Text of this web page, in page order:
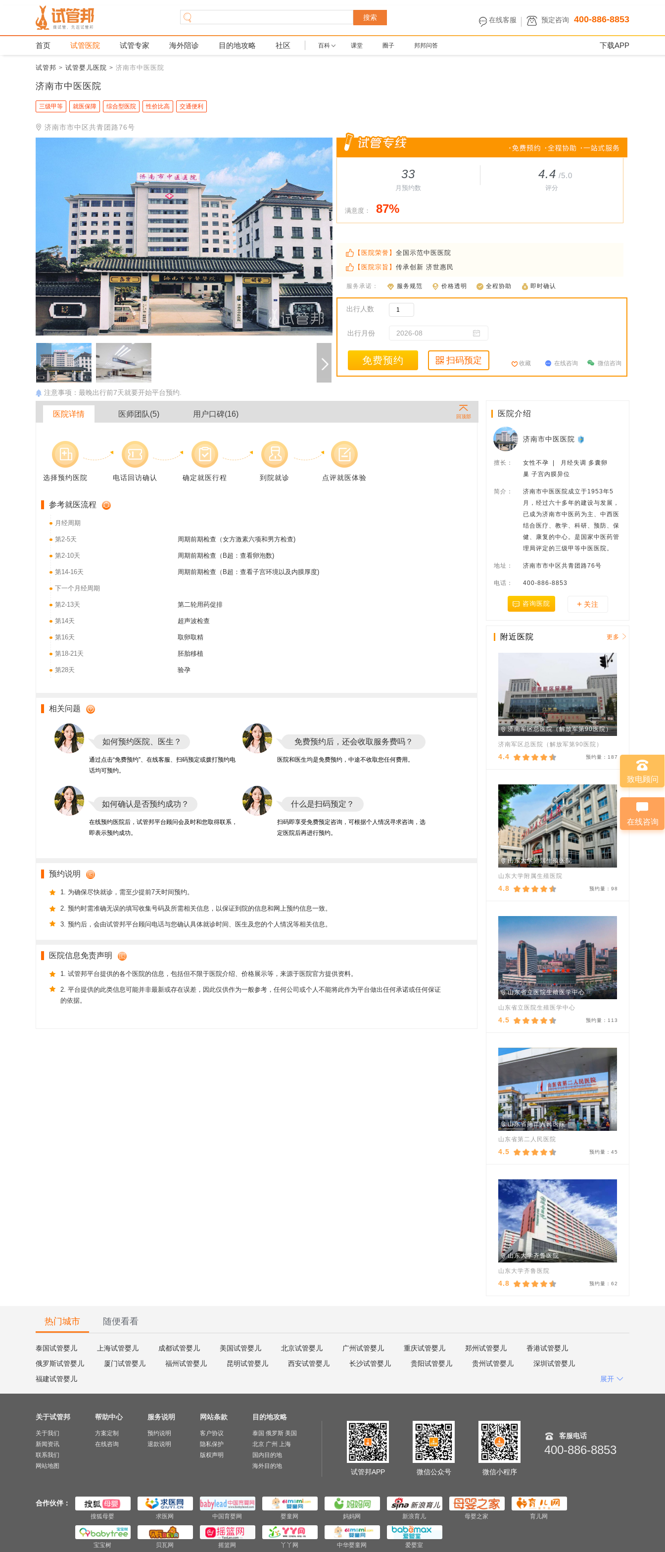
搜索 在线客服 预定咨询 400-886-8853
首页 试管医院 试管专家 海外陪诊 目的地攻略 社区 百科 课堂 圈子 邦邦问答 下载APP
试管邦 > 试管婴儿医院 > 济南市中医医院
济南市中医医院
三级甲等 就医保障 综合型医院 性价比高 交通便利
济南市市中区共青团路76号
注意事项：最晚出行前7天就要开始平台预约.
33
月预约数
4.4 /5.0
评分
满意度： 87%
【医院荣誉】 全国示范中医医院
【医院宗旨】 传承创新 济世惠民
服务承诺： 服务规范 价格透明 全程协助 即时确认
出行人数
出行月份
免费预约 扫码预定 收藏 在线咨询 微信咨询
医院详情 医师团队(5) 用户口碑(16) 回顶部
选择预约医院 电话回访确认 确定就医行程 到院就诊 点评就医体验
参考就医流程
月经周期
第2-5天 周期前期检查（女方激素六项和男方检查)
第2-10天 周期前期检查（B超：查看卵泡数)
第14-16天 周期前期检查（B超：查看子宫环境以及内膜厚度)
下一个月经周期
第2-13天 第二轮用药促排
第14天 超声波检查
第16天 取卵取精
第18-21天 胚胎移植
第28天 验孕
相关问题
如何预约医院、医生？
通过点击“免费预约”、在线客服、扫码预定或拨打预约电
话均可预约。
免费预约后，还会收取服务费吗？
医院和医生均是免费预约，中途不收取您任何费用。
如何确认是否预约成功？
在线预约医院后，试管邦平台顾问会及时和您取得联系，
即表示预约成功。
什么是扫码预定？
扫码即享受免费预定咨询，可根据个人情况寻求咨询，选
定医院后再进行预约。
预约说明
1. 为确保尽快就诊，需至少提前7天时间预约。
2. 预约时需准确无误的填写收集号码及所需相关信息，以保证到院的信息和网上预约信息一致。
3. 预约后，会由试管邦平台顾问电话与您确认具体就诊时间、医生及您的个人情况等相关信息。
医院信息免责声明
1. 试管邦平台提供的各个医院的信息，包括但不限于医院介绍、价格展示等，来源于医院官方提供资料。
2. 平台提供的此类信息可能并非最新或存在误差，因此仅供作为一般参考，任何公司或个人不能将此作为平台做出任何承诺或任何保证
的依据。
医院介绍
济南市中医医院
擅长：
女性不孕  |   月经失调 多囊卵
巢 子宫内膜异位
简介：
济南市中医医院成立于1953年5
月，经过六十多年的建设与发展，
已成为济南市中医药为主、中西医
结合医疗、教学、科研、预防、保
健、康复的中心。是国家中医药管
理局评定的三级甲等中医医院。
地址： 济南市市中区共青团路76号
电话： 400-886-8853
咨询医院 + 关注
附近医院 更多
济南军区总医院（解放军第90医院）
济南军区总医院（解放军第90医院）
4.4 预约量： 187
山东大学附属生殖医院
山东大学附属生殖医院
4.8 预约量：98
山东省立医院生殖医学中心
山东省立医院生殖医学中心
4.5 预约量： 113
山东省第二人民医院
山东省第二人民医院
4.5 预约量：45
山东大学齐鲁医院
山东大学齐鲁医院
4.8 预约量：62
热门城市 随便看看
泰国试管婴儿 上海试管婴儿 成都试管婴儿 美国试管婴儿 北京试管婴儿 广州试管婴儿 重庆试管婴儿 郑州试管婴儿
香港试管婴儿
俄罗斯试管婴儿
厦门试管婴儿 福州试管婴儿 昆明试管婴儿 西安试管婴儿 长沙试管婴儿 贵阳试管婴儿 贵州试管婴儿
深圳试管婴儿
福建试管婴儿
展开
致电顾问
在线咨询
关于试管邦
关于我们
新闻资讯
联系我们
网站地图
帮助中心
方案定制
在线咨询
服务说明
预约说明
退款说明
网站条款
客户协议
隐私保护
版权声明
目的地攻略
泰国 俄罗斯 美国
北京 广州 上海
国内目的地
海外目的地
试管邦APP 微信公众号 微信小程序
客服电话
400-886-8853
合作伙伴：
搜狐母婴 求医网 中国育婴网 婴童网 妈妈网 新浪育儿 母婴之家 育儿网
宝宝树 贝瓦网 摇篮网 丫丫网 中华婴童网 爱婴室